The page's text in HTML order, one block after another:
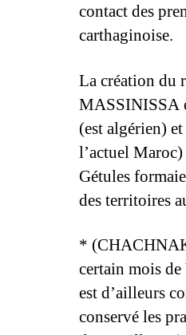
contact des
carthaginoise.
La création du
MASSINISSA
(est algérien)
l’actuel
Gétules
des territoires
*
certain mois
est d’ailleurs
conservé les